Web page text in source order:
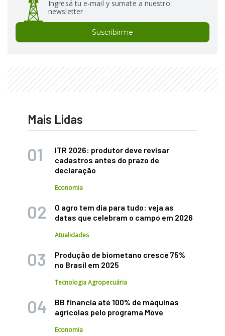
Ingresá tu e-mail y sumate a nuestro
newsletter
Suscribirme
Mais Lidas
ITR 2026: produtor deve revisar
cadastros antes do prazo de
declaração
Economia
O agro tem dia para tudo: veja as
datas que celebram o campo em 2026
Atualidades
Produção de biometano cresce 75%
no Brasil em 2025
Tecnologia Agropecuária
BB financia até 100% de máquinas
agrícolas pelo programa Move
Economia